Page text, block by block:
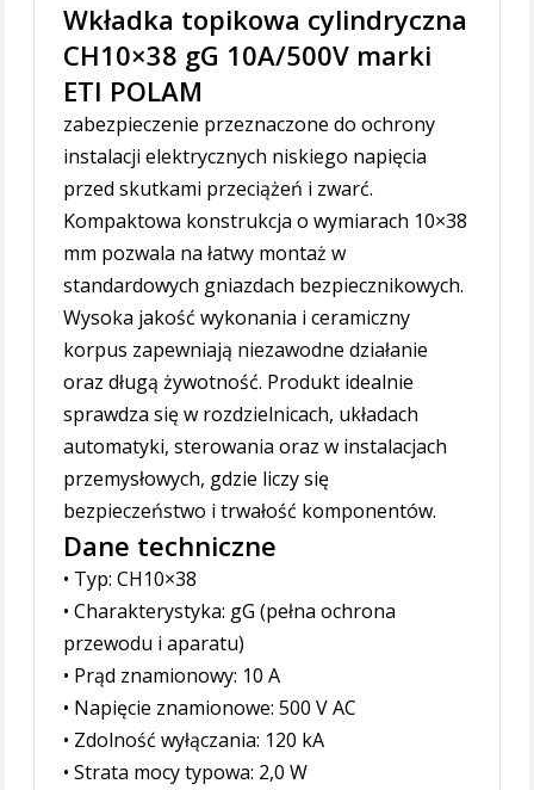
Wkładka topikowa cylindryczna
CH10×38 gG 10A/500V marki
ETI POLAM
zabezpieczenie przeznaczone do ochrony
instalacji elektrycznych niskiego napięcia
przed skutkami przeciążeń i zwarć.
Kompaktowa konstrukcja o wymiarach 10×38
mm pozwala na łatwy montaż w
standardowych gniazdach bezpiecznikowych.
Wysoka jakość wykonania i ceramiczny
korpus zapewniają niezawodne działanie
oraz długą żywotność. Produkt idealnie
sprawdza się w rozdzielnicach, układach
automatyki, sterowania oraz w instalacjach
przemysłowych, gdzie liczy się
bezpieczeństwo i trwałość komponentów.
Dane techniczne
• Typ: CH10×38
• Charakterystyka: gG (pełna ochrona
przewodu i aparatu)
• Prąd znamionowy: 10 A
• Napięcie znamionowe: 500 V AC
• Zdolność wyłączania: 120 kA
• Strata mocy typowa: 2,0 W